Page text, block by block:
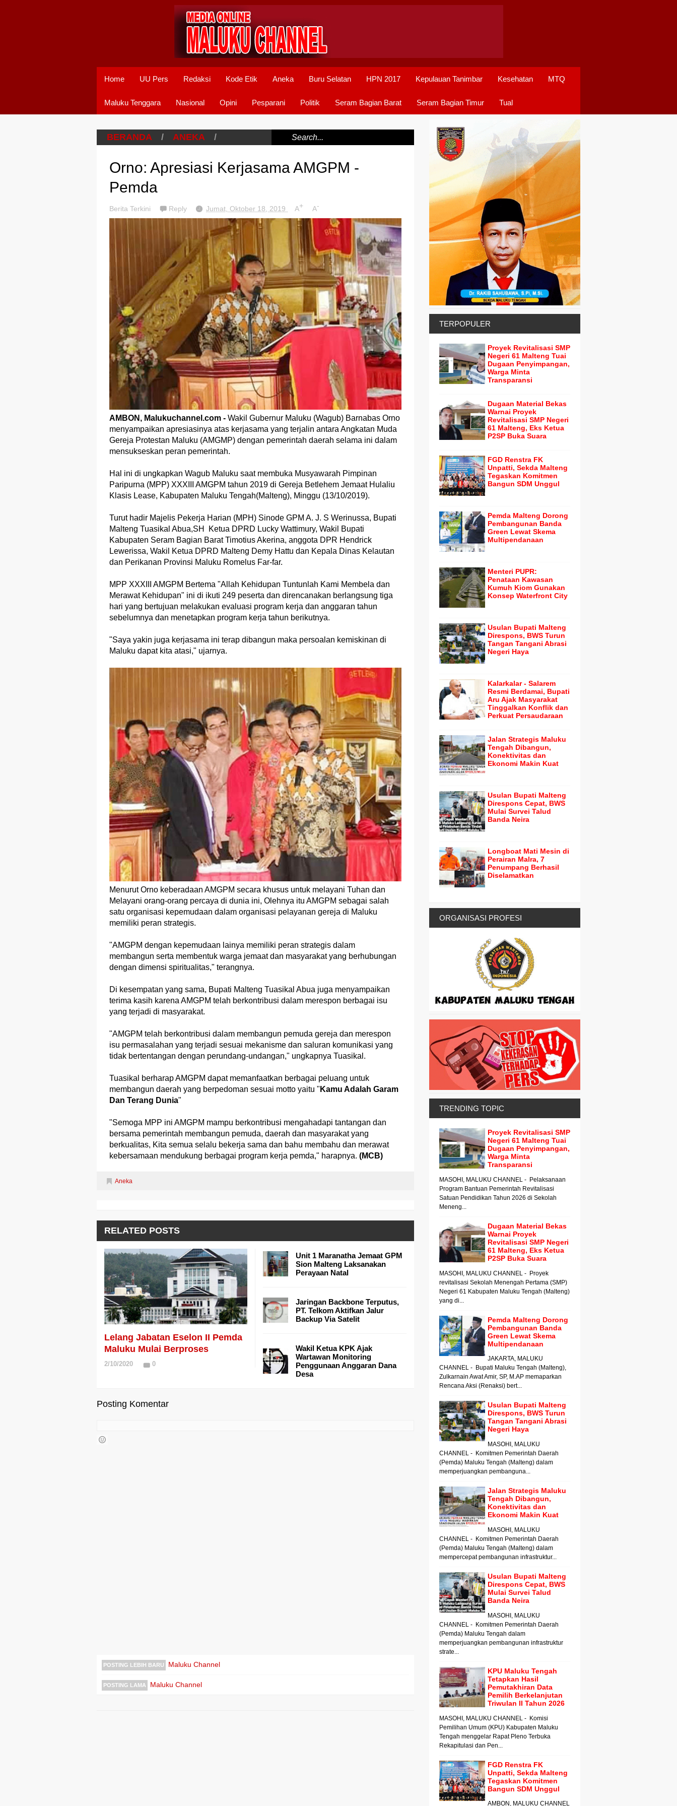
Home UU Pers Redaksi Kode Etik Aneka Buru Selatan HPN 2017 Kepulauan Tanimbar Kesehatan MTQ
Maluku Tenggara Nasional Opini Pesparani Politik Seram Bagian Barat Seram Bagian Timur Tual
BERANDA / ANEKA /
Orno: Apresiasi Kerjasama AMGPM -
Pemda
Berita Terkini Reply Jumat, Oktober 18, 2019 A+ A-
AMBON, Malukuchannel.com - Wakil Gubernur Maluku (Wagub) Barnabas Orno
menyampaikan apresiasinya atas kerjasama yang terjalin antara Angkatan Muda
Gereja Protestan Maluku (AMGMP) dengan pemerintah daerah selama ini dalam
mensukseskan peran pemerintah.
Hal ini di ungkapkan Wagub Maluku saat membuka Musyawarah Pimpinan
Paripurna (MPP) XXXIII AMGPM tahun 2019 di Gereja Betlehem Jemaat Hulaliu
Klasis Lease, Kabupaten Maluku Tengah(Malteng), Minggu (13/10/2019).
Turut hadir Majelis Pekerja Harian (MPH) Sinode GPM A. J. S Werinussa, Bupati
Malteng Tuasikal Abua,SH Ketua DPRD Lucky Wattimury, Wakil Bupati
Kabupaten Seram Bagian Barat Timotius Akerina, anggota DPR Hendrick
Lewerissa, Wakil Ketua DPRD Malteng Demy Hattu dan Kepala Dinas Kelautan
dan Perikanan Provinsi Maluku Romelus Far-far.
MPP XXXIII AMGPM Bertema "Allah Kehidupan Tuntunlah Kami Membela dan
Merawat Kehidupan" ini di ikuti 249 peserta dan direncanakan berlangsung tiga
hari yang bertujuan melakukan evaluasi program kerja dan anggaran tahun
sebelumnya dan menetapkan program kerja tahun berikutnya.
"Saya yakin juga kerjasama ini terap dibangun maka persoalan kemiskinan di
Maluku dapat kita atasi," ujarnya.
Menurut Orno keberadaan AMGPM secara khusus untuk melayani Tuhan dan
Melayani orang-orang percaya di dunia ini, Olehnya itu AMGPM sebagai salah
satu organisasi kepemudaan dalam organisasi pelayanan gereja di Maluku
memiliki peran strategis.
"AMGPM dengan kepemudaan lainya memiliki peran strategis dalam
membangun serta membentuk warga jemaat dan masyarakat yang berhubungan
dengan dimensi spiritualitas," terangnya.
Di kesempatan yang sama, Bupati Malteng Tuasikal Abua juga menyampaikan
terima kasih karena AMGPM telah berkontribusi dalam merespon berbagai isu
yang terjadi di masyarakat.
"AMGPM telah berkontribusi dalam membangun pemuda gereja dan merespon
isu permasalahan yang terjadi sesuai mekanisme dan saluran komunikasi yang
tidak bertentangan dengan perundang-undangan," ungkapnya Tuasikal.
Tuasikal berharap AMGPM dapat memanfaatkan berbagai peluang untuk
membangun daerah yang berpedoman sesuai motto yaitu " Kamu Adalah Garam
Dan Terang Dunia"
"Semoga MPP ini AMGPM mampu berkontribusi mengahadapi tantangan dan
bersama pemerintah membangun pemuda, daerah dan masyarakat yang
berkualitas, Kita semua selalu bekerja sama dan bahu membahu dan merawat
kebersamaan mendukung berbagai program kerja pemda," harapnya. (MCB)
Aneka
RELATED POSTS
Lelang Jabatan Eselon II Pemda
Maluku Mulai Berproses
2/10/2020 0
Unit 1 Maranatha Jemaat GPM
Sion Malteng Laksanakan
Perayaan Natal
Jaringan Backbone Terputus,
PT. Telkom Aktifkan Jalur
Backup Via Satelit
Wakil Ketua KPK Ajak
Wartawan Monitoring
Penggunaan Anggaran Dana
Desa
Posting Komentar
POSTING LEBIH BARU Maluku Channel
POSTING LAMA Maluku Channel
TERPOPULER
Proyek Revitalisasi SMP
Negeri 61 Malteng Tuai
Dugaan Penyimpangan,
Warga Minta
Transparansi
Dugaan Material Bekas
Warnai Proyek
Revitalisasi SMP Negeri
61 Malteng, Eks Ketua
P2SP Buka Suara
FGD Renstra FK
Unpatti, Sekda Malteng
Tegaskan Komitmen
Bangun SDM Unggul
Pemda Malteng Dorong
Pembangunan Banda
Green Lewat Skema
Multipendanaan
Menteri PUPR:
Penataan Kawasan
Kumuh Kiom Gunakan
Konsep Waterfront City
Usulan Bupati Malteng
Direspons, BWS Turun
Tangan Tangani Abrasi
Negeri Haya
Kalarkalar - Salarem
Resmi Berdamai, Bupati
Aru Ajak Masyarakat
Tinggalkan Konflik dan
Perkuat Persaudaraan
Jalan Strategis Maluku
Tengah Dibangun,
Konektivitas dan
Ekonomi Makin Kuat
Usulan Bupati Malteng
Direspons Cepat, BWS
Mulai Survei Talud
Banda Neira
Longboat Mati Mesin di
Perairan Malra, 7
Penumpang Berhasil
Diselamatkan
ORGANISASI PROFESI
TRENDING TOPIC
Proyek Revitalisasi SMP
Negeri 61 Malteng Tuai
Dugaan Penyimpangan,
Warga Minta
Transparansi
MASOHI, MALUKU CHANNEL - Pelaksanaan
Program Bantuan Pemerintah Revitalisasi
Satuan Pendidikan Tahun 2026 di Sekolah
Meneng...
Dugaan Material Bekas
Warnai Proyek
Revitalisasi SMP Negeri
61 Malteng, Eks Ketua
P2SP Buka Suara
MASOHI, MALUKU CHANNEL - Proyek
revitalisasi Sekolah Menengah Pertama (SMP)
Negeri 61 Kabupaten Maluku Tengah (Malteng)
yang di...
Pemda Malteng Dorong
Pembangunan Banda
Green Lewat Skema
Multipendanaan
JAKARTA, MALUKU
CHANNEL - Bupati Maluku Tengah (Malteng),
Zulkarnain Awat Amir, SP, M.AP memaparkan
Rencana Aksi (Renaksi) bert...
Usulan Bupati Malteng
Direspons, BWS Turun
Tangan Tangani Abrasi
Negeri Haya
MASOHI, MALUKU
CHANNEL - Komitmen Pemerintah Daerah
(Pemda) Maluku Tengah (Malteng) dalam
memperjuangkan pembanguna...
Jalan Strategis Maluku
Tengah Dibangun,
Konektivitas dan
Ekonomi Makin Kuat
MASOHI, MALUKU
CHANNEL - Komitmen Pemerintah Daerah
(Pemda) Maluku Tengah (Malteng) dalam
mempercepat pembangunan infrastruktur...
Usulan Bupati Malteng
Direspons Cepat, BWS
Mulai Survei Talud
Banda Neira
MASOHI, MALUKU
CHANNEL - Komitmen Pemerintah Daerah
(Pemda) Maluku Tengah dalam
memperjuangkan pembangunan infrastruktur
strate...
KPU Maluku Tengah
Tetapkan Hasil
Pemutakhiran Data
Pemilih Berkelanjutan
Triwulan II Tahun 2026
MASOHI, MALUKU CHANNEL - Komisi
Pemilihan Umum (KPU) Kabupaten Maluku
Tengah menggelar Rapat Pleno Terbuka
Rekapitulasi dan Pen...
FGD Renstra FK
Unpatti, Sekda Malteng
Tegaskan Komitmen
Bangun SDM Unggul
AMBON, MALUKU CHANNEL